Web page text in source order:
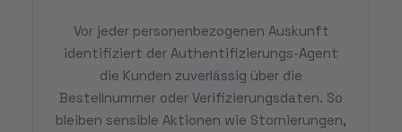
Vor jeder personenbezogenen Auskunft
identifiziert der Authentifizierungs-Agent
die Kunden zuverlässig über die
Bestellnummer oder Verifizierungsdaten. So
bleiben sensible Aktionen wie Stornierungen,